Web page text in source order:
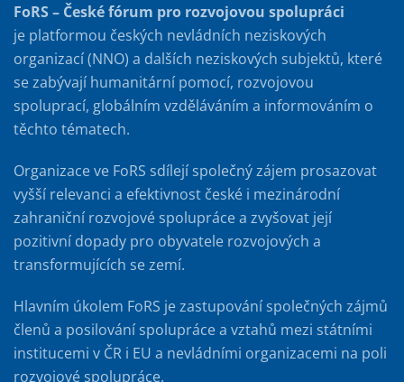
FoRS – České fórum pro rozvojovou spolupráci
je platformou českých nevládních neziskových
organizací (NNO) a dalších neziskových subjektů, které
se zabývají humanitární pomocí, rozvojovou
spoluprací, globálním vzděláváním a informováním o
těchto tématech.
Organizace ve FoRS sdílejí společný zájem prosazovat
vyšší relevanci a efektivnost české i mezinárodní
zahraniční rozvojové spolupráce a zvyšovat její
pozitivní dopady pro obyvatele rozvojových a
transformujících se zemí.
Hlavním úkolem FoRS je zastupování společných zájmů
členů a posilování spolupráce a vztahů mezi státními
institucemi v ČR i EU a nevládními organizacemi na poli
rozvojové spolupráce.